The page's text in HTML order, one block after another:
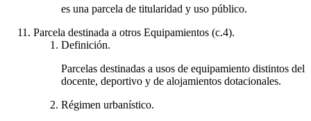
es una parcela de titularidad y uso público.
Parcela destinada a otros Equipamientos (c.4).
Definición.
Parcelas destinadas a usos de equipamiento distintos del
docente, deportivo y de alojamientos dotacionales.
Régimen urbanístico.